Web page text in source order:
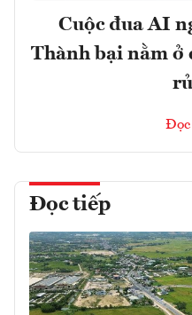
Cuộc đua AI
Thành bại nằm ở
Đọc
Đọc tiếp